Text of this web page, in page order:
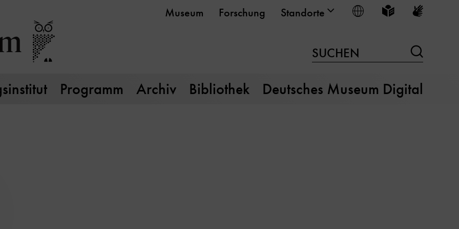
Museum Forschung Standorte Sprache wählen
Leichte Sprache
SUCHEN
Programm Archiv Bibliothek Deutsches Museum Digital